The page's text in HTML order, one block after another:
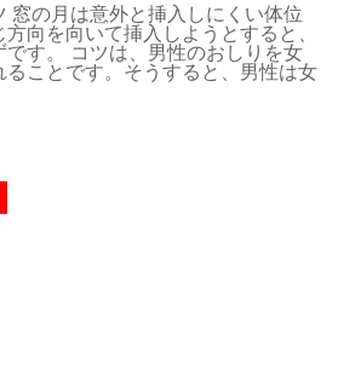
窓の月は意外と挿入しにくい体位
向を向いて挿入しようとすると、
す。 コツは、男性のおしりを女
ことです。そうすると、男性は女